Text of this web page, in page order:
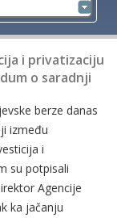
i privatizaciju
o saradnji
berze danas
između
i
su potpisali
Agencije
ka jačanju